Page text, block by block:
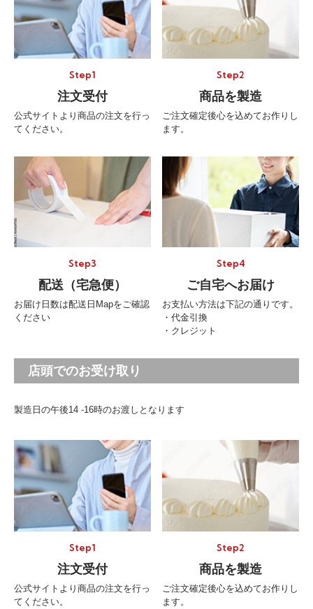
Step1
注文受付
公式サイトより商品の注文を行っ
てください。
Step2
商品を製造
ご注文確定後心を込めてお作りし
ます。
Step3
配送（宅急便）
お届け日数は配送日Mapをご確認
ください
Step4
ご自宅へお届け
お支払い方法は下記の通りです。
・代金引換
・クレジット
店頭でのお受け取り
製造日の午後14 -16時のお渡しとなります
Step1
注文受付
公式サイトより商品の注文を行っ
てください。
Step2
商品を製造
ご注文確定後心を込めてお作りし
ます。